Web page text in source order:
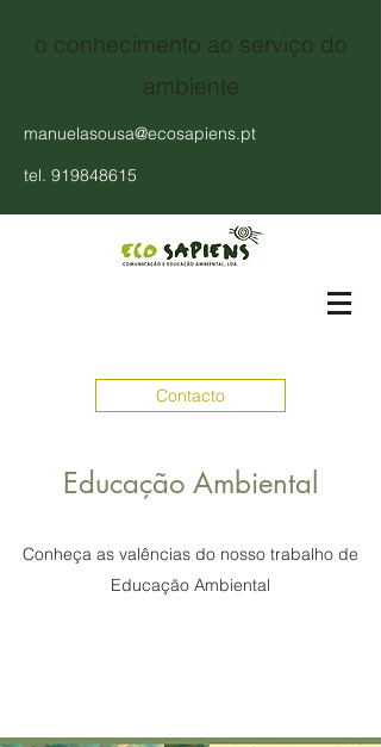
o conhecimento ao serviço do
ambiente
manuelasousa@ecosapiens.pt
tel. 919848615
Contacto
Educação Ambiental
Conheça as valências do nosso trabalho de
Educação Ambiental